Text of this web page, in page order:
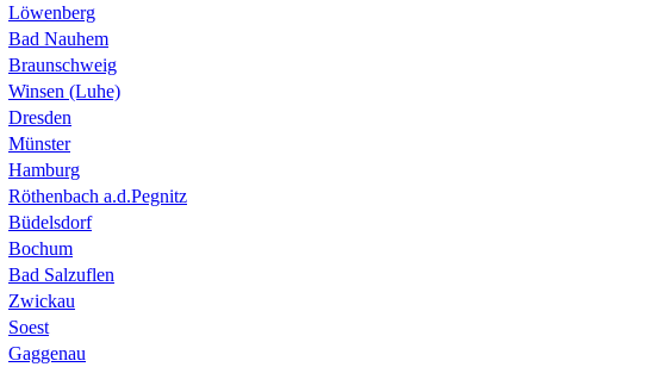
Löwenberg
Bad Nauhem
Braunschweig
Winsen (Luhe)
Dresden
Münster
Hamburg
Röthenbach a.d.Pegnitz
Büdelsdorf
Bochum
Bad Salzuflen
Zwickau
Soest
Gaggenau